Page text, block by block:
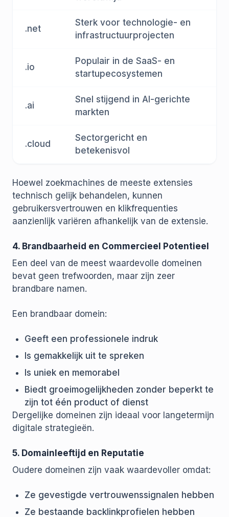
.net
Sterk voor technologie- en
infrastructuurprojecten
.io
Populair in de SaaS- en
startupecosystemen
.ai
Snel stijgend in AI-gerichte
markten
.cloud
Sectorgericht en
betekenisvol
Hoewel zoekmachines de meeste extensies
technisch gelijk behandelen, kunnen
gebruikersvertrouwen en klikfrequenties
aanzienlijk variëren afhankelijk van de extensie.
4. Brandbaarheid en Commercieel Potentieel
Een deel van de meest waardevolle domeinen
bevat geen trefwoorden, maar zijn zeer
brandbare namen.
Een brandbaar domein:
Geeft een professionele indruk
Is gemakkelijk uit te spreken
Is uniek en memorabel
Biedt groeimogelijkheden zonder beperkt te
zijn tot één product of dienst
Dergelijke domeinen zijn ideaal voor langetermijn
digitale strategieën.
5. Domainleeftijd en Reputatie
Oudere domeinen zijn vaak waardevoller omdat:
Ze gevestigde vertrouwenssignalen hebben
Ze bestaande backlinkprofielen hebben